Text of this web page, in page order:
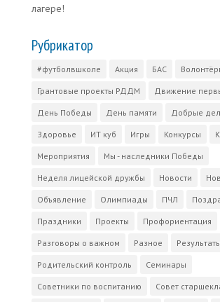
лагере!
Рубрикатор
#футболвшколе Акция БАС
Грантовые проекты РДДМ Движение
День Победы День памяти Добрые
Здоровье ИТ куб Игры Конкурсы
Мероприятия Мы - наследники Победы
Неделя лицейской дружбы Новости
Объявление Олимпиады ПЧЛ
Праздники Проекты Профориентация
Разговоры о важном Разное Результаты
Родительский контроль Семинары
Советники по воспитанию Совет